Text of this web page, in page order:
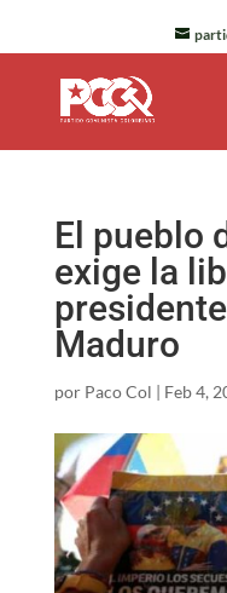
El pueblo
exige la
Maduro
por Paco Col | Feb 4,